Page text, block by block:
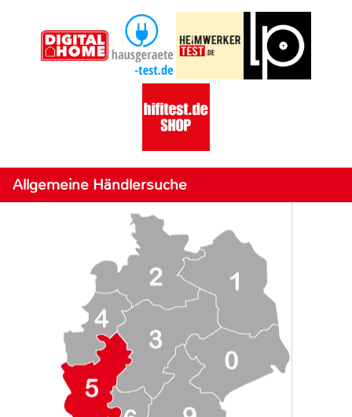
Allgemeine Händlersuche